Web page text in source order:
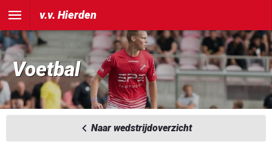
v.v. Hierden
Voetbal
Naar wedstrijdoverzicht